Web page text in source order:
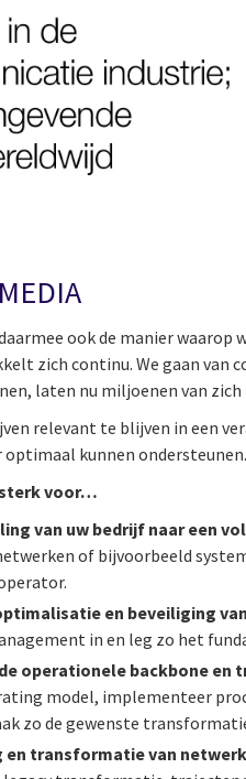
ook de manier
zich continu. We gaan van
laten nu miljoenen van
relevant te blijven in een
kunnen ondersteunen.
sterk voor…
van uw bedrijf naar een
of bijvoorbeeld
en beveiliging
in en leg zo het
operationele backbone en
model, implementeer
zo de gewenste
en transformatie van